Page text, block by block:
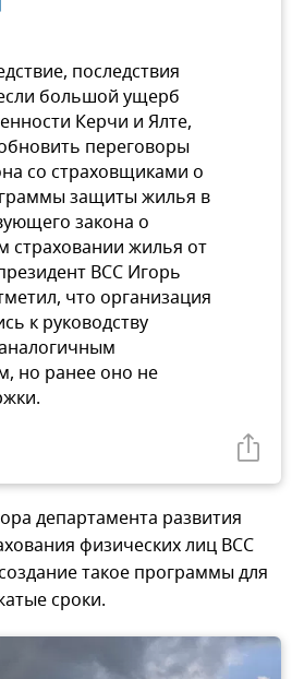
последствия
большой ущерб
Керчи и Ялте,
переговоры
со страховщиками о
защиты жилья в
закона о
страховании жилья от
ВСС Игорь
что организация
к руководству
но ранее оно не
департамента развития
физических лиц ВСС
такое программы для
сроки.